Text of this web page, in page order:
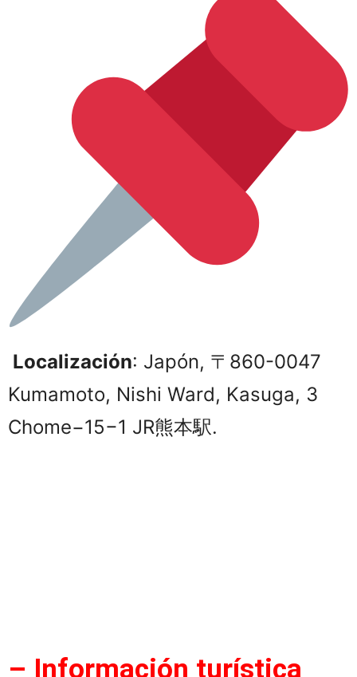
Localización: Japón, 〒860-0047
Kumamoto, Nishi Ward, Kasuga, 3
Chome−15−1 JR熊本駅.
– Información turística